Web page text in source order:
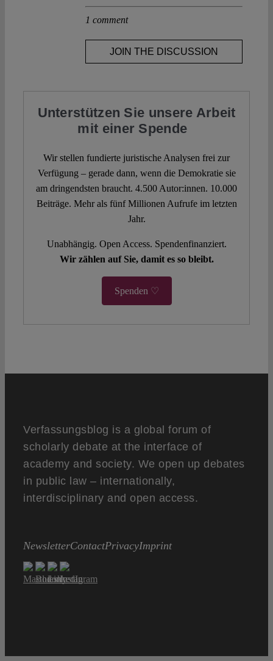
1 comment
JOIN THE DISCUSSION
Unterstützen Sie unsere Arbeit
mit einer Spende
Wir stellen fundierte juristische Analysen frei zur
Verfügung – gerade dann, wenn die Demokratie sie
am dringendsten braucht. 4.500 Autor:innen. 10.000
Beiträge. Mehr als fünf Millionen Aufrufe im letzten
Jahr.
Unabhängig. Open Access. Spendenfinanziert.
Wir zählen auf Sie, damit es so bleibt.
Spenden ♡
Verfassungsblog is a global forum of
scholarly debate at the interface of
academy and society. We open up debates
in public law – internationally,
interdisciplinary and open access.
NewsletterContactPrivacyImprint